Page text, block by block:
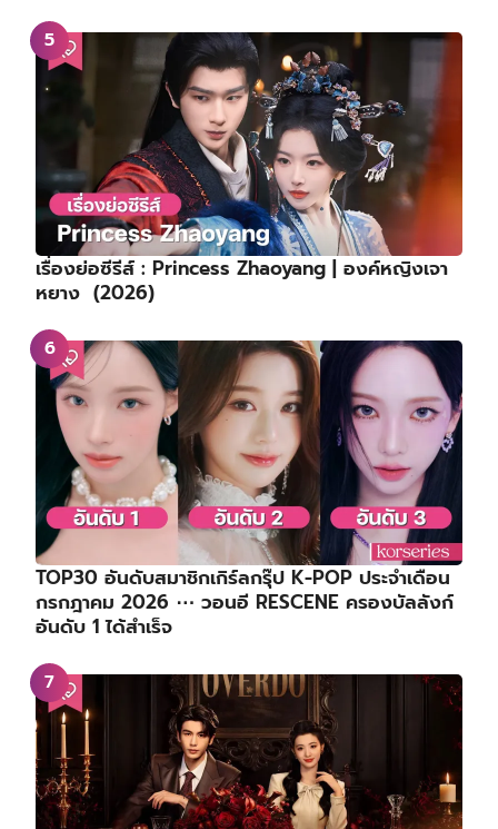
เรื่องย่อซีรีส์ : Princess Zhaoyang | องค์หญิงเจา
หยาง (2026)
TOP30 อันดับสมาชิกเกิร์ลกรุ๊ป K-POP ประจำเดือน
กรกฎาคม 2026 ⋯ วอนอี RESCENE ครองบัลลังก์
อันดับ 1 ได้สำเร็จ